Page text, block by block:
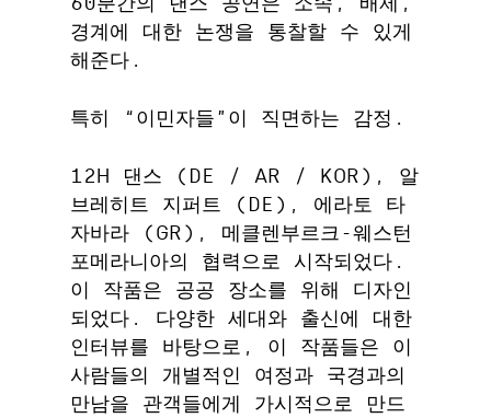
경계에 대한 논쟁을 통찰할 수 있게
해준다.
특히 “이민자들”이 직면하는 감정.
12H 댄스 (DE / AR / KOR), 알
브레히트 지퍼트 (DE), 에라토 타
자바라 (GR), 메클렌부르크-웨스턴
포메라니아의 협력으로 시작되었다.
이 작품은 공공 장소를 위해 디자인
되었다. 다양한 세대와 출신에 대한
인터뷰를 바탕으로, 이 작품들은 이
사람들의 개별적인 여정과 국경과의
만남을 관객들에게 가시적으로 만드